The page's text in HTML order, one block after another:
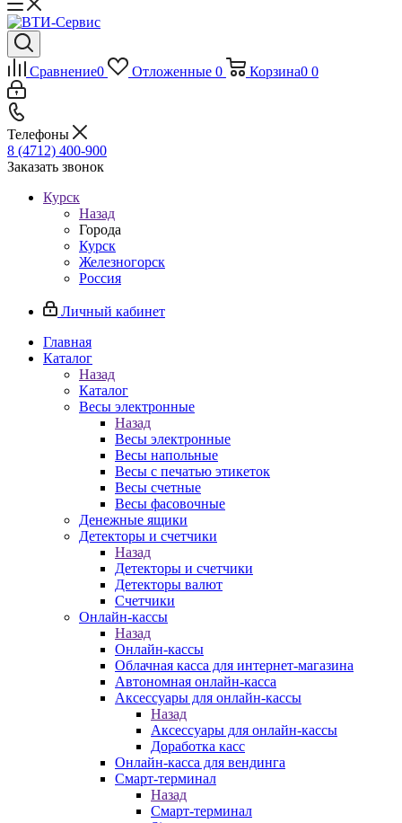
Сравнение0 Отложенные 0 Корзина0 0
Телефоны
8 (4712) 400-900
Заказать звонок
Курск
Назад
Города
Курск
Железногорск
Россия
Личный кабинет
Главная
Каталог
Назад
Каталог
Весы электронные
Назад
Весы электронные
Весы напольные
Весы с печатью этикеток
Весы счетные
Весы фасовочные
Денежные ящики
Детекторы и счетчики
Назад
Детекторы и счетчики
Детекторы валют
Счетчики
Онлайн-кассы
Назад
Онлайн-кассы
Облачная касса для интернет-магазина
Автономная онлайн-касса
Аксессуары для онлайн-кассы
Назад
Аксессуары для онлайн-кассы
Доработка касс
Онлайн-касса для вендинга
Смарт-терминал
Назад
Смарт-терминал